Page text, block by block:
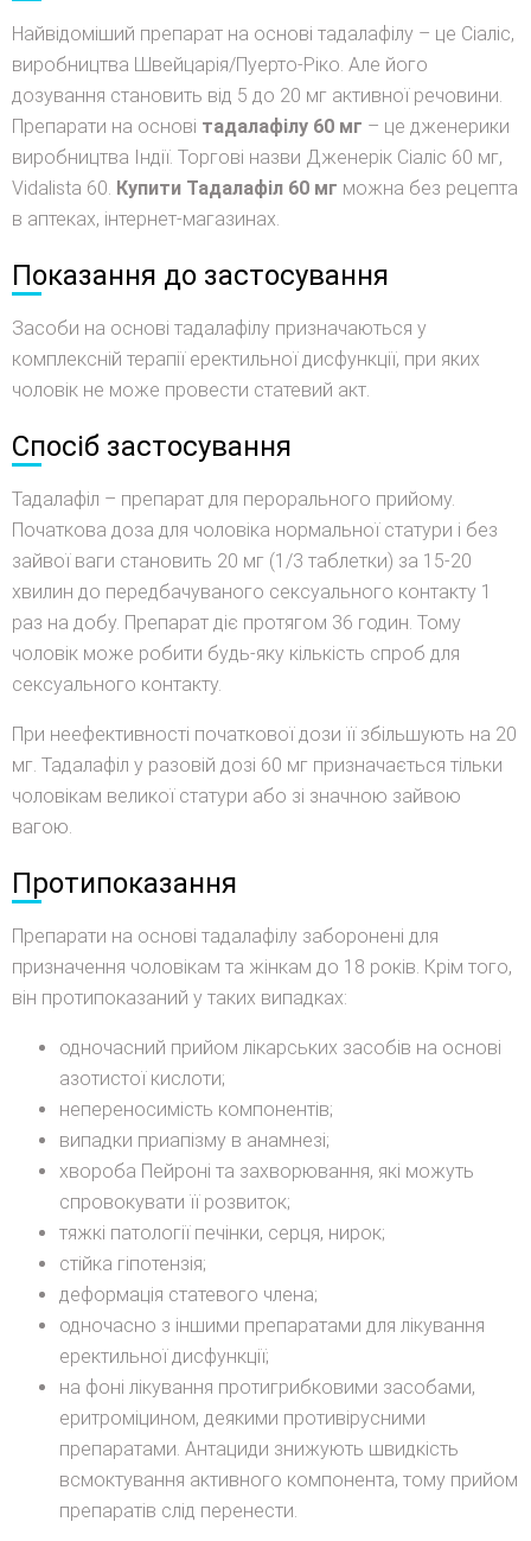
Найвідоміший препарат на основі тадалафілу – це Сіаліс,
виробництва Швейцарія/Пуерто-Ріко. Але його
дозування становить від 5 до 20 мг активної речовини.
Препарати на основі тадалафілу 60 мг – це дженерики
виробництва Індії. Торгові назви Дженерік Сіаліс 60 мг,
Vidalista 60. Купити Тадалафіл 60 мг можна без рецепта
в аптеках, інтернет-магазинах.
Показання до застосування
Засоби на основі тадалафілу призначаються у
комплексній терапії еректильної дисфункції, при яких
чоловік не може провести статевий акт.
Спосіб застосування
Тадалафіл – препарат для перорального прийому.
Початкова доза для чоловіка нормальної статури і без
зайвої ваги становить 20 мг (1/3 таблетки) за 15-20
хвилин до передбачуваного сексуального контакту 1
раз на добу. Препарат діє протягом 36 годин. Тому
чоловік може робити будь-яку кількість спроб для
сексуального контакту.
При неефективності початкової дози її збільшують на 20
мг. Тадалафіл у разовій дозі 60 мг призначається тільки
чоловікам великої статури або зі значною зайвою
вагою.
Протипоказання
Препарати на основі тадалафілу заборонені для
призначення чоловікам та жінкам до 18 років. Крім того,
він протипоказаний у таких випадках:
одночасний прийом лікарських засобів на основі
азотистої кислоти;
непереносимість компонентів;
випадки приапізму в анамнезі;
хвороба Пейроні та захворювання, які можуть
спровокувати її розвиток;
тяжкі патології печінки, серця, нирок;
стійка гіпотензія;
деформація статевого члена;
одночасно з іншими препаратами для лікування
еректильної дисфункції;
на фоні лікування протигрибковими засобами,
еритроміцином, деякими противірусними
препаратами. Антациди знижують швидкість
всмоктування активного компонента, тому прийом
препаратів слід перенести.